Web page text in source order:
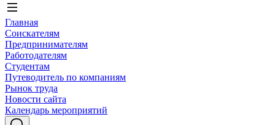
Главная
Соискателям
Предпринимателям
Работодателям
Студентам
Путеводитель по компаниям
Рынок труда
Новости сайта
Календарь мероприятий